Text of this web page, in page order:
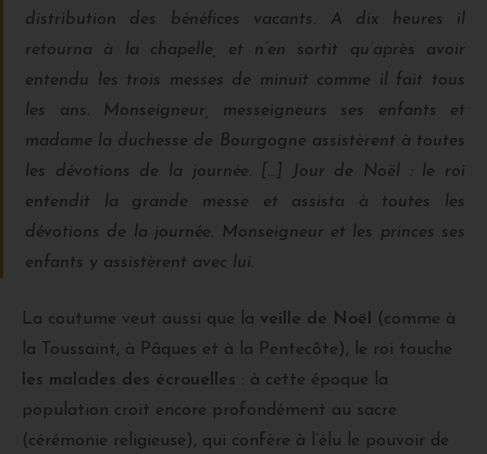
distribution des bénéfices vacants. A dix heures il
retourna à la chapelle, et n’en sortit qu’après avoir
entendu les trois messes de minuit comme il fait tous
les ans. Monseigneur, messeigneurs ses enfants et
madame la duchesse de Bourgogne assistèrent à toutes
les dévotions de la journée. […] Jour de Noël : le roi
entendit la grande messe et assista à toutes les
dévotions de la journée. Monseigneur et les princes ses
enfants y assistèrent avec lui.
La coutume veut aussi que la veille de Noël (comme à
la Toussaint, à Pâques et à la Pentecôte), le roi touche
les malades des écrouelles : à cette époque la
population croit encore profondément au sacre
(cérémonie religieuse), qui confère à l’élu le pouvoir de